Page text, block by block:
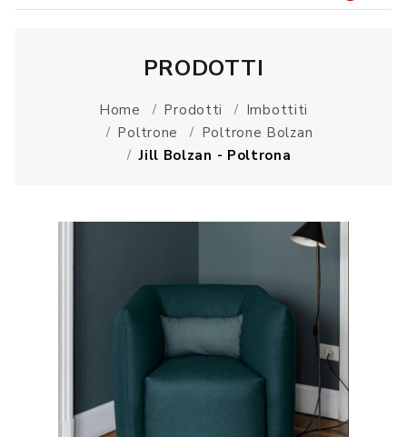
PRODOTTI
Home Prodotti
Imbottiti
Poltrone
Poltrone Bolzan
Jill Bolzan - Poltrona